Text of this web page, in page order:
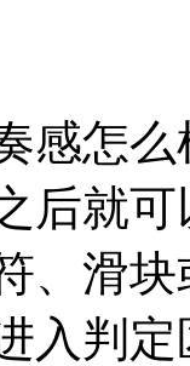
感怎
后就
、滑
入判